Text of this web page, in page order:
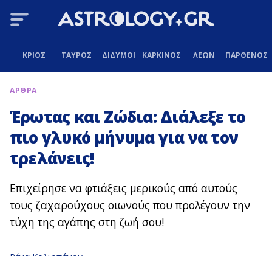
ΚΡΙΟΣ ΤΑΥΡΟΣ ΔΙΔΥΜΟΙ ΚΑΡΚΙΝΟΣ ΛΕΩΝ ΠΑΡΘΕΝΟΣ
ΑΡΘΡΑ
Έρωτας και Ζώδια: Διάλεξε το
πιο γλυκό μήνυμα για να τον
τρελάνεις!
Επιχείρησε να φτιάξεις μερικούς από αυτούς
τους ζαχαρούχους οιωνούς που προλέγουν την
τύχη της αγάπης στη ζωή σου!